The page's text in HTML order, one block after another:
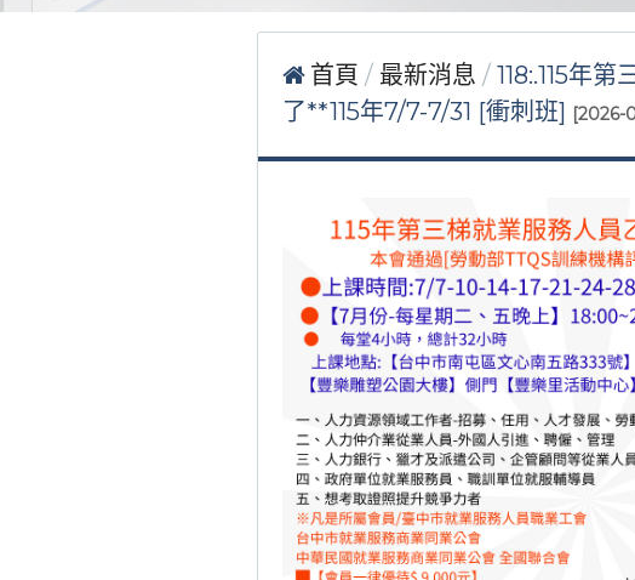
首頁 最新消息
118:.115年
了**115年7/7-7/31 [衝刺班] [2026-